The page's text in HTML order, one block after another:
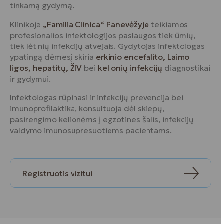
tinkamą gydymą.
Klinikoje „Familia Clinica“ Panevėžyje teikiamos
profesionalios infektologijos paslaugos tiek ūmių,
tiek lėtinių infekcijų atvejais. Gydytojas infektologas
ypatingą dėmesį skiria erkinio encefalito, Laimo
ligos, hepatitų, ŽIV bei kelionių infekcijų diagnostikai
ir gydymui.
Infektologas rūpinasi ir infekcijų prevencija bei
imunoprofilaktika, konsultuoja dėl skiepų,
pasirengimo kelionėms į egzotines šalis, infekcijų
valdymo imunosupresuotiems pacientams.
Registruotis vizitui